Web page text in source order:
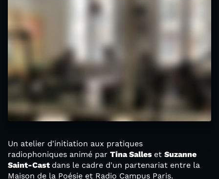
Un atelier d'initiation aux pratiques
radiophoniques animé par Tina Salles et Suzanne
Saint-Cast dans le cadre d'un partenariat entre la
Maison de la Poésie et Radio Campus Paris.